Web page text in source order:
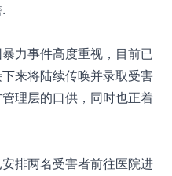
力事件高度重视，目前已
来将陆续传唤并录取受害
理层的口供，同时也正着
排两名受害者前往医院进